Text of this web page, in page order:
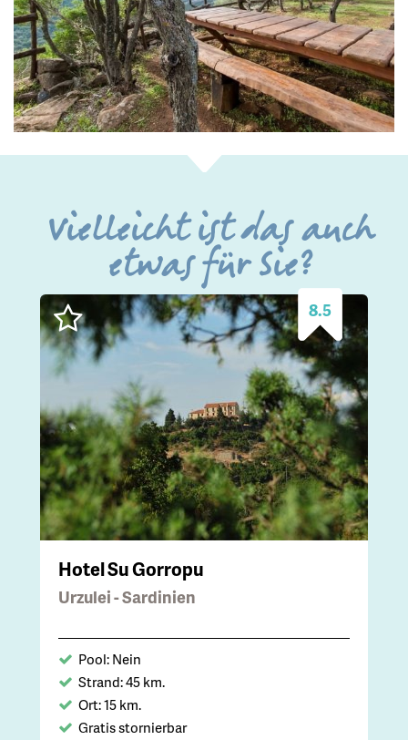
Vielleicht ist das auch
etwas für Sie?
8.5
Hotel Su Gorropu
Urzulei - Sardinien
Pool: Nein
Strand: 45 km.
Ort: 15 km.
Gratis stornierbar